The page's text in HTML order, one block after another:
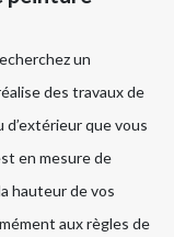
un
des travaux de
que vous
en mesure de
hauteur de vos
aux règles de